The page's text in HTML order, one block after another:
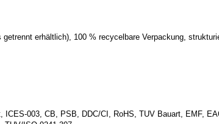
erhältlich), 100 % recycelbare Verpackung,
ICES-003, CB, PSB, DDC/CI, RoHS, TUV Bauart, EMF,